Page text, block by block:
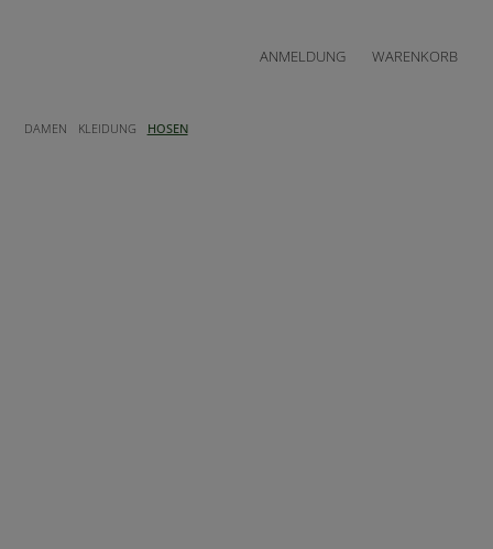
ANMELDUNG WARENKORB
DAMEN KLEIDUNG HOSEN